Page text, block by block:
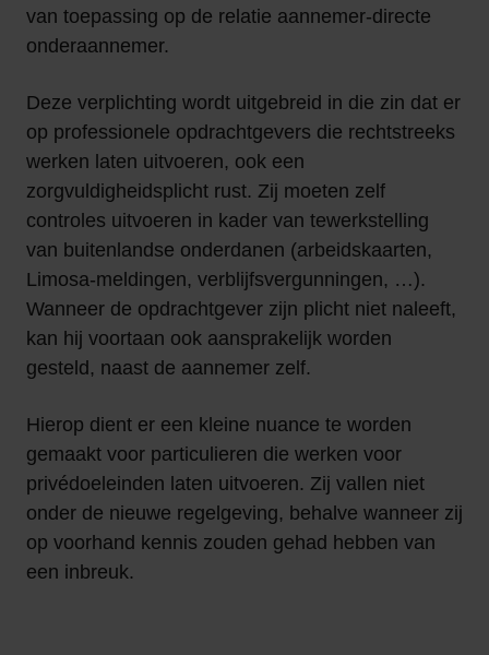
van toepassing op de relatie aannemer-directe
onderaannemer.
Deze verplichting wordt uitgebreid in die zin dat er
op professionele opdrachtgevers die rechtstreeks
werken laten uitvoeren, ook een
zorgvuldigheidsplicht rust. Zij moeten zelf
controles uitvoeren in kader van tewerkstelling
van buitenlandse onderdanen (arbeidskaarten,
Limosa-meldingen, verblijfsvergunningen, …).
Wanneer de opdrachtgever zijn plicht niet naleeft,
kan hij voortaan ook aansprakelijk worden
gesteld, naast de aannemer zelf.
Hierop dient er een kleine nuance te worden
gemaakt voor particulieren die werken voor
privédoeleinden laten uitvoeren. Zij vallen niet
onder de nieuwe regelgeving, behalve wanneer zij
op voorhand kennis zouden gehad hebben van
een inbreuk.